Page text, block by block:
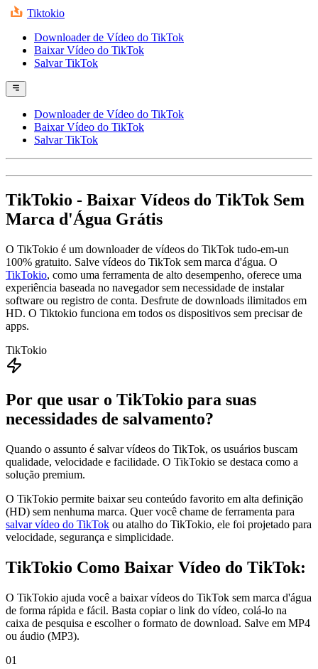
Tiktokio
Downloader de Vídeo do TikTok
Baixar Vídeo do TikTok
Salvar TikTok
Downloader de Vídeo do TikTok
Baixar Vídeo do TikTok
Salvar TikTok
TikTokio - Baixar Vídeos do TikTok Sem
Marca d'Água Grátis
O TikTokio é um downloader de vídeos do TikTok tudo-em-un
100% gratuito. Salve vídeos do TikTok sem marca d'água. O
TikTokio, como uma ferramenta de alto desempenho, oferece uma
experiência baseada no navegador sem necessidade de instalar
software ou registro de conta. Desfrute de downloads ilimitados em
HD. O Tiktokio funciona em todos os dispositivos sem precisar de
apps.
TikTokio
Por que usar o TikTokio para suas
necessidades de salvamento?
Quando o assunto é salvar vídeos do TikTok, os usuários buscam
qualidade, velocidade e facilidade. O TikTokio se destaca como a
solução premium.
O TikTokio permite baixar seu conteúdo favorito em alta definição
(HD) sem nenhuma marca. Quer você chame de ferramenta para
salvar vídeo do TikTok ou atalho do TikTokio, ele foi projetado para
velocidade, segurança e simplicidade.
TikTokio Como Baixar Vídeo do TikTok:
O TikTokio ajuda você a baixar vídeos do TikTok sem marca d'água
de forma rápida e fácil. Basta copiar o link do vídeo, colá-lo na
caixa de pesquisa e escolher o formato de download. Salve em MP4
ou áudio (MP3).
01